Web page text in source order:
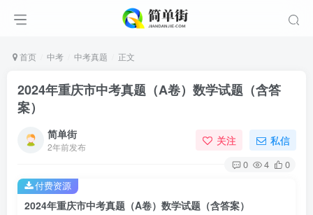
首页 中考 中考真题 正文
2024年重庆市中考真题（A卷）数学试题（含答
案）
简单街
2年前发布 关注 私信
0 4 0
2024年重庆市中考真题（A卷）数学试题（含答案）
付费资源